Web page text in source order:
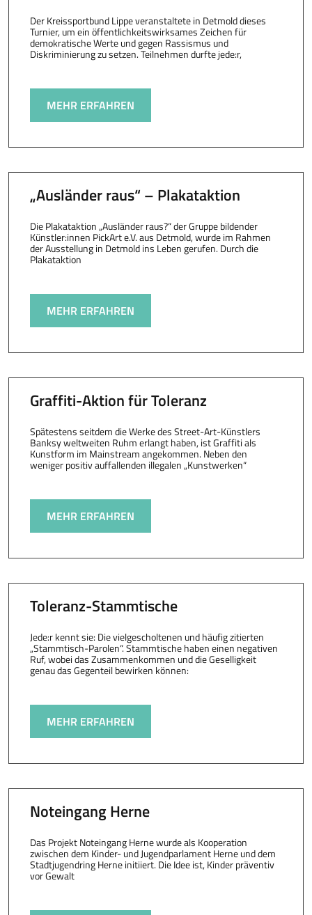
Der Kreissportbund Lippe veranstaltete in Detmold dieses
Turnier, um ein öffentlichkeitswirksames Zeichen für
demokratische Werte und gegen Rassismus und
Diskriminierung zu setzen. Teilnehmen durfte jede:r,
MEHR ERFAHREN
„Ausländer raus“ – Plakataktion
Die Plakataktion „Ausländer raus?“ der Gruppe bildender
Künstler:innen PickArt e.V. aus Detmold, wurde im Rahmen
der Ausstellung in Detmold ins Leben gerufen. Durch die
Plakataktion
MEHR ERFAHREN
Graffiti-Aktion für Toleranz
Spätestens seitdem die Werke des Street-Art-Künstlers
Banksy weltweiten Ruhm erlangt haben, ist Graffiti als
Kunstform im Mainstream angekommen. Neben den
weniger positiv auffallenden illegalen „Kunstwerken“
MEHR ERFAHREN
Toleranz-Stammtische
Jede:r kennt sie: Die vielgescholtenen und häufig zitierten
„Stammtisch-Parolen“. Stammtische haben einen negativen
Ruf, wobei das Zusammenkommen und die Geselligkeit
genau das Gegenteil bewirken können:
MEHR ERFAHREN
Noteingang Herne
Das Projekt Noteingang Herne wurde als Kooperation
zwischen dem Kinder- und Jugendparlament Herne und dem
Stadtjugendring Herne initiiert. Die Idee ist, Kinder präventiv
vor Gewalt